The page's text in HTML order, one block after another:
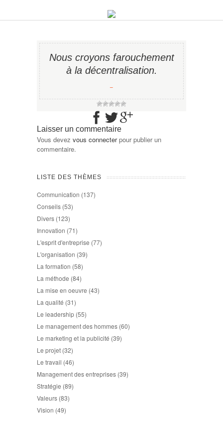
Nous croyons farouchement
à la décentralisation.
−
Laisser un commentaire
Vous devez vous connecterpour publier un
commentaire.
LISTE DES THÈMES
Communication (137)
Conseils (53)
Divers (123)
Innovation (71)
L'esprit d'entreprise (77)
L'organisation (39)
La formation (58)
La méthode (84)
La mise en oeuvre (43)
La qualité (31)
Le leadership (55)
Le management des hommes (60)
Le marketing et la publicité (39)
Le projet (32)
Le travail (46)
Management des entreprises (39)
Stratégie (89)
Valeurs (83)
Vision (49)